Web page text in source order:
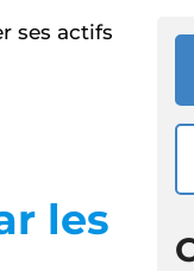
ses actifs
les